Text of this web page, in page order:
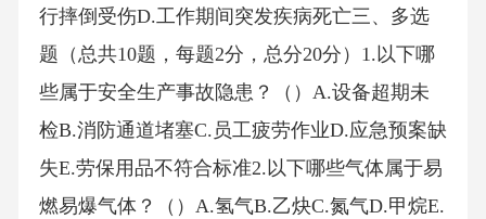
行摔倒受伤D.工作期间突发疾病死亡三、多选
题（总共10题，每题2分，总分20分）1.以下哪
些属于安全生产事故隐患？（）A.设备超期未
检B.消防通道堵塞C.员工疲劳作业D.应急预案缺
失E.劳保用品不符合标准2.以下哪些气体属于易
燃易爆气体？（）A.氢气B.乙炔C.氮气D.甲烷E.